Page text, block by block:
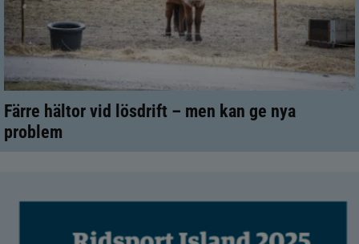
Färre hältor vid lösdrift – men kan ge nya
problem